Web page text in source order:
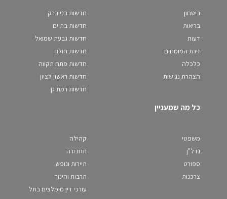
ביטחון
בריאות
דעות
זירת המומחים
כלכלה
הצהרת נגישות
חדשות בני ברק
חדשות בת ים
חדשות גבעת שמואל
חדשות חולון
חדשות פתח תקווה
חדשות ראשון לציון
חדשות רמת גן
כל מה שמעניין
משפטי
נדל"ן
ספורט
צרכנות
קהילה
תחבורה
תיירות ונופש
תרבות וחינוך
עורכי דין מומלצים בתל